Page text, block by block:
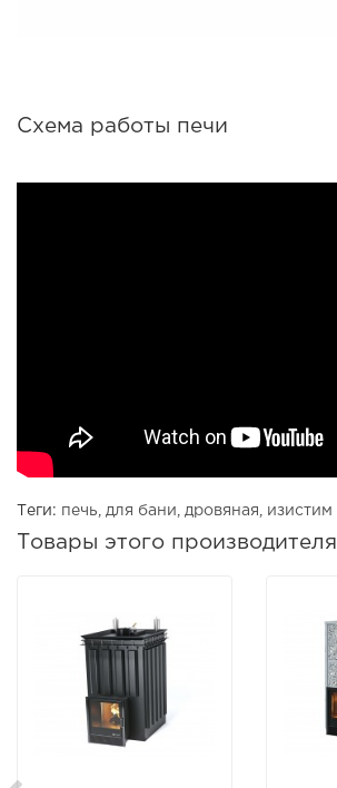
Схема работы печи
Теги: печь для бани дровяная изистим
Товары этого производителя